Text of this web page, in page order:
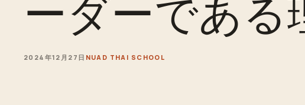
ーダーである
2024年12月27日 NUAD THAI SCHOOL